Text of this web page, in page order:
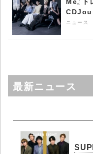
ニュース
最新ニュース